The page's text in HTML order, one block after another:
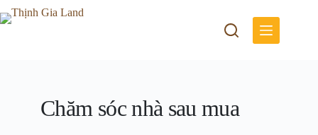
Chăm sóc nhà sau mua